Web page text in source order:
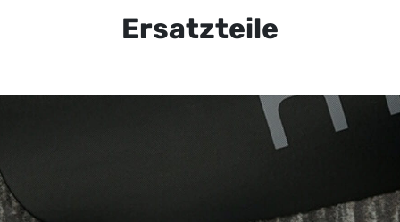
Ersatzteile